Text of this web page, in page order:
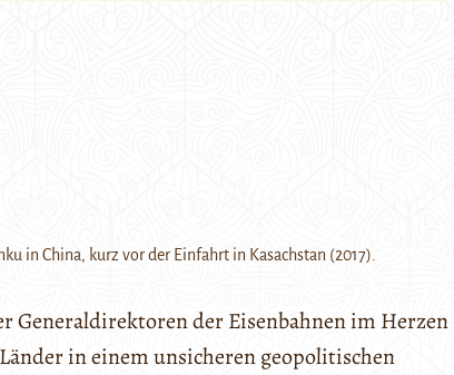
in China, kurz vor der Einfahrt in Kasachstan (2017).
Generaldirektoren der Eisenbahnen im Herzen
in einem unsicheren geopolitischen